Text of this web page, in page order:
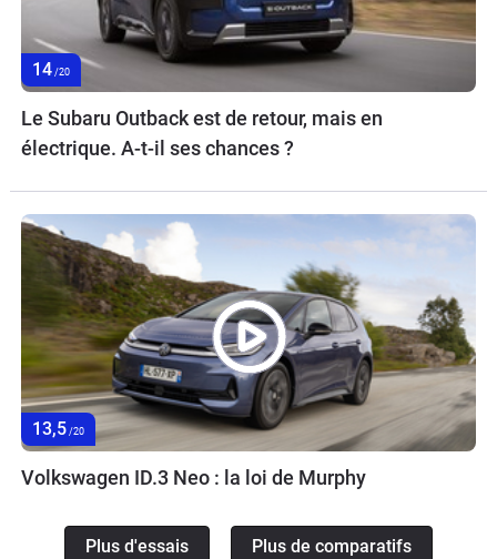
14 /20
Le Subaru Outback est de retour, mais en
électrique. A-t-il ses chances ?
13,5 /20
Volkswagen ID.3 Neo : la loi de Murphy
Plus d'essais Plus de comparatifs